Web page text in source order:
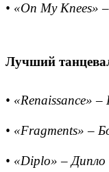
• «On My Knees»
Лучший
• «Renaissance» –
• «Fragments» –
• «Diplo» – Дипло